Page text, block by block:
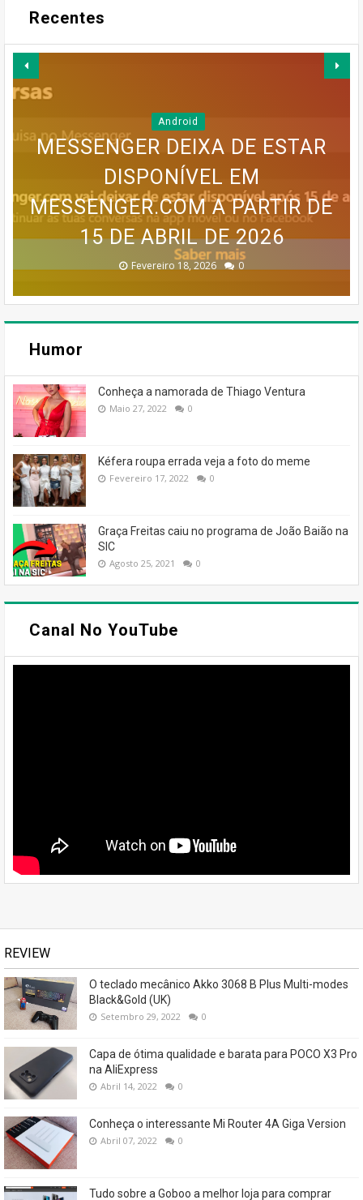
Recentes
GOOGLE EARTH PRO VAI
DESAPARECER: GOOGLE
CONFIRMA DESCONTINUAÇÃO
Julho 27, 2026 0
Android
MESSENGER DEIXA DE ESTAR
DISPONÍVEL EM
MESSENGER.COM A PARTIR DE
15 DE ABRIL DE 2026
Fevereiro 18, 2026 0
SERVIÇO MEO CLOUD VAI SER
DESCONTINUADO!
Janeiro 19, 2026 0
MAPA MENTAL PARA UM BLOG
DE SUCESSO
Dezembro 30, 2025 0
INFOGRÁFICO PARA UM BLOG
DE SUCESSO
Dezembro 30, 2025 0
Humor
Conheça a namorada de Thiago Ventura
Maio 27, 2022 0
Kéfera roupa errada veja a foto do meme
Fevereiro 17, 2022 0
Graça Freitas caiu no programa de João Baião na
SIC
Agosto 25, 2021 0
Canal No YouTube
REVIEW
O teclado mecânico Akko 3068 B Plus Multi-modes
Black&Gold (UK)
Setembro 29, 2022 0
Capa de ótima qualidade e barata para POCO X3 Pro
na AliExpress
Abril 14, 2022 0
Conheça o interessante Mi Router 4A Giga Version
Abril 07, 2022 0
Tudo sobre a Goboo a melhor loja para comprar